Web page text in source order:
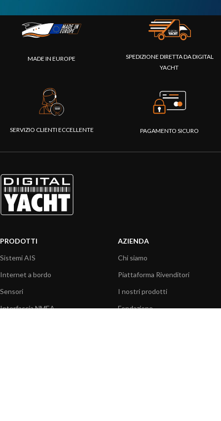
MADE IN EUROPE
SPEDIZIONE DIRETTA DA DIGITAL
YACHT
SERVIZIO CLIENTI ECCELLENTE PAGAMENTO SICURO
PRODOTTI
Sistemi AIS
Internet a bordo
Sensori
Interfaccia NMEA
AZIENDA
Chi siamo
Piattaforma Rivenditori
I nostri prodotti
Fondazione